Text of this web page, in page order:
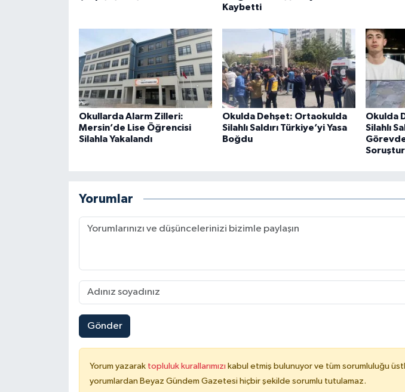
Kaybetti
Okullarda Alarm Zilleri:
Mersin’de Lise Öğrencisi
Silahla Yakalandı
Okulda Dehşet: Ortaokulda
Silahlı Saldırı Türkiye’yi Yasa
Boğdu
Okulda
Silahlı
Yorumlar
Gönder
Yorum yazarak topluluk kurallarımızı kabul etmiş bulunuyor ve tüm sorumluluğu
yorumlardan Beyaz Gündem Gazetesi hiçbir şekilde sorumlu tutulamaz.